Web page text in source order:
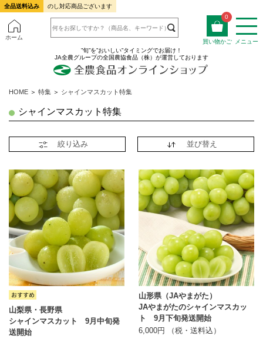
全品送料込み のし対応商品ございます
ホーム
0
買い物かご
メニュー
”旬”を”おいしい”タイミングでお届け！
JA全農グループの全国農協食品（株）が運営しております
HOME ＞ 特集 ＞ シャインマスカット特集
シャインマスカット特集
絞り込み 並び替え
山梨県・長野県
シャインマスカット 9月中旬発
送開始
山形県（JAやまがた）
JAやまがたのシャインマスカッ
ト 9月下旬発送開始
6,000円 （税・送料込）